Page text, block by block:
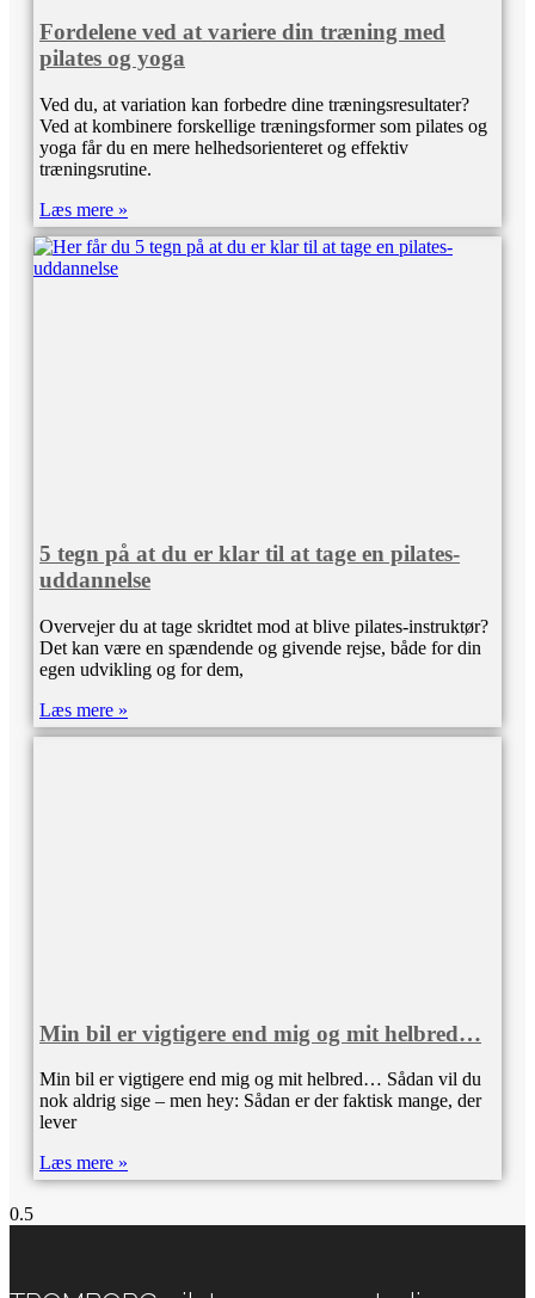
Fordelene ved at variere din træning med
pilates og yoga
Ved du, at variation kan forbedre dine træningsresultater?
Ved at kombinere forskellige træningsformer som pilates og
yoga får du en mere helhedsorienteret og effektiv
træningsrutine.
Læs mere »
5 tegn på at du er klar til at tage en pilates-
uddannelse
Overvejer du at tage skridtet mod at blive pilates-instruktør?
Det kan være en spændende og givende rejse, både for din
egen udvikling og for dem,
Læs mere »
Min bil er vigtigere end mig og mit helbred…
Min bil er vigtigere end mig og mit helbred… Sådan vil du
nok aldrig sige – men hey: Sådan er der faktisk mange, der
lever
Læs mere »